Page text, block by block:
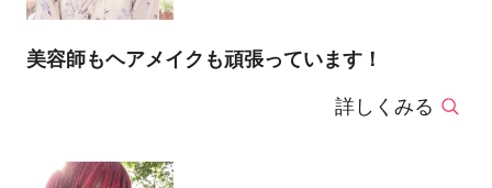
美容師もヘアメイクも頑張っています！
詳しくみる